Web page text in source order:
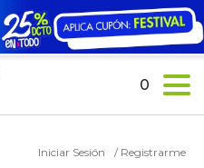
Iniciar Sesión / Registrarme
0